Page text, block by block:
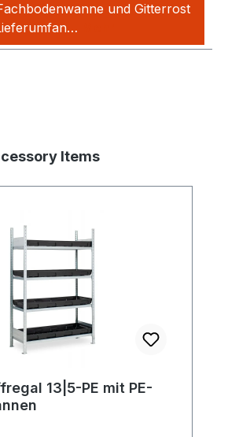
und Gitterrost
Items
mit PE-